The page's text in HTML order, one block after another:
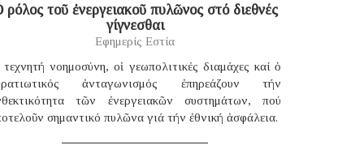
τοῦ ἐνεργειακοῦ πυλῶνος στό διεθνές
γίγνεσθαι
Εφημερίς Εστία
νοημοσύνη, οἱ γεωπολιτικές διαμάχες καί ὁ
ἀνταγωνισμός ἐπηρεάζουν τήν
τῶν ἐνεργειακῶν συστημάτων, πού
σημαντικό πυλῶνα γιά τήν ἐθνική ἀσφάλεια.